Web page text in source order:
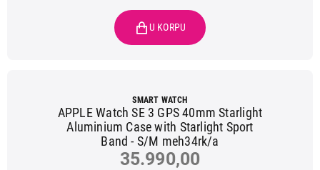
SMART WATCH
APPLE Watch SE 3 GPS 40mm Starlight
Aluminium Case with Starlight Sport
Band - S/M meh34rk/a
35.990,00